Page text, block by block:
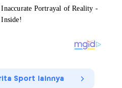
Sport lainnya